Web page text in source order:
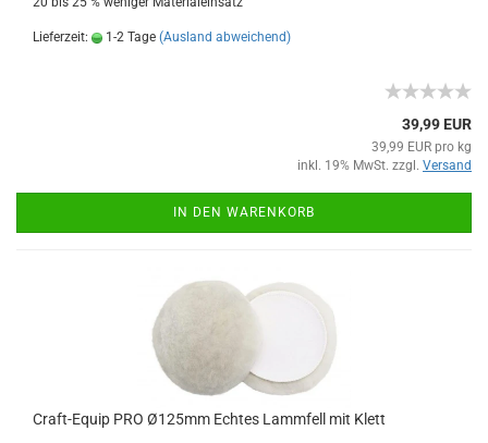
Lieferzeit: 1-2 Tage (Ausland abweichend)
39,99 EUR
39,99 EUR pro kg
inkl. 19% MwSt. zzgl. Versand
IN DEN WARENKORB
Craft-Equip PRO Ø125mm Echtes Lammfell mit Klett